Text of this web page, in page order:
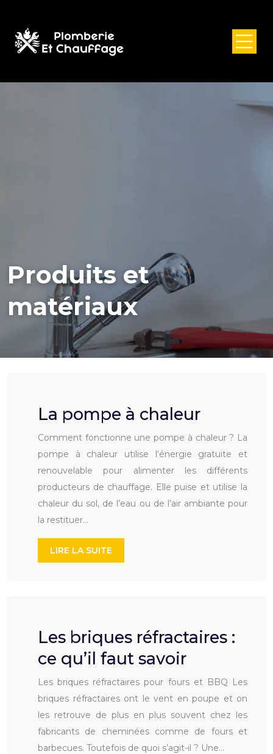
Produits et
matériaux
La pompe à chaleur
Comment fonctionne une pompe à chaleur ? La
pompe à chaleur utilise l‘énergie gratuite et
renouvelable pour alimenter les différents
producteurs de chauffage. Elle puise et utilise la
chaleur du sol, de l’eau ou de l’air ambiante pour
la restituer…
LIRE LA SUITE
Les briques réfractaires :
ce qu’il faut savoir
Les briques réfractaires pour fours et BBQ Les
briques réfractaires ont le vent en poupe et on
les retrouve de plus en plus souvent chez les
fabricants de cheminées comme de fours et
barbecues. Toutefois de quoi s’agit-il ? Une…